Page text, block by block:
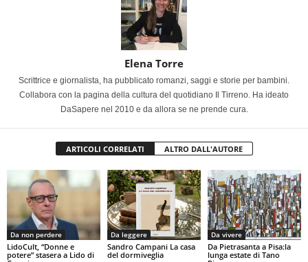
Elena Torre
Scrittrice e giornalista, ha pubblicato romanzi, saggi e storie per bambini.
Collabora con la pagina della cultura del quotidiano Il Tirreno. Ha ideato
DaSapere nel 2010 e da allora se ne prende cura.
ARTICOLI CORRELATI ALTRO DALL'AUTORE
Da non perdere
LidoCult, “Donne e
potere” stasera a Lido di
Da leggere
Sandro Campani La casa
del dormiveglia
Da vivere
Da Pietrasanta a Pisa:la
lunga estate di Tano